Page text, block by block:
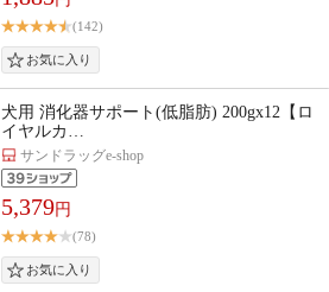
(142)
犬用 消化器サポート(低脂肪) 200gx12【ロ
イヤルカ…
サンドラッグe-shop
5,379円
(78)